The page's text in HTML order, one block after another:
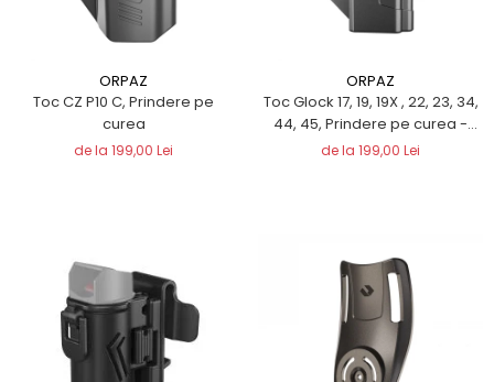
Fortele de Ordine Publica
Toc Baston Telescopic
Toc Electroșoc
Toc Sprey cu Piper
TOCURI IWB
Evo Active
ORPAZ
Toc CZ P10 C, Prindere pe
curea
de la 199,00 Lei
ORPAZ
Toc Glock 17, 19, 19X , 22, 23, 34,
44, 45, Prindere pe curea -
ORPAZ
de la 199,00 Lei